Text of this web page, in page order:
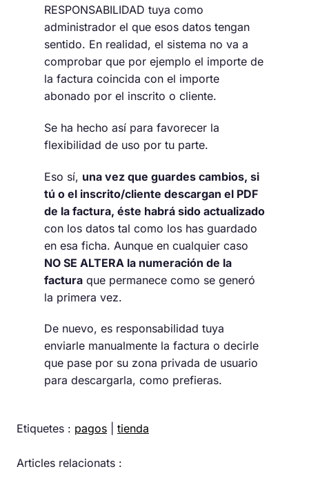
RESPONSABILIDAD tuya como
administrador el que esos datos tengan
sentido. En realidad, el sistema no va a
comprobar que por ejemplo el importe de
la factura coincida con el importe
abonado por el inscrito o cliente.
Se ha hecho así para favorecer la
flexibilidad de uso por tu parte.
Eso sí, una vez que guardes cambios, si
tú o el inscrito/cliente descargan el PDF
de la factura, éste habrá sido actualizado
con los datos tal como los has guardado
en esa ficha. Aunque en cualquier caso
NO SE ALTERA la numeración de la
factura que permanece como se generó
la primera vez.
De nuevo, es responsabilidad tuya
enviarle manualmente la factura o decirle
que pase por su zona privada de usuario
para descargarla, como prefieras.
Etiquetes : pagos tienda
Articles relacionats :